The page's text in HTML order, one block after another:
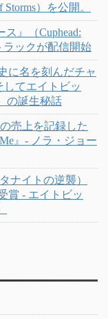
）を公開。
』（Cuphead:
ラックが配信開始
に名を刻んだチャ
してエイトビッ
の誕生秘話
売上を記録した
』- ノラ・ジョー
ナイトの逆襲）
賞 - エイトビッ